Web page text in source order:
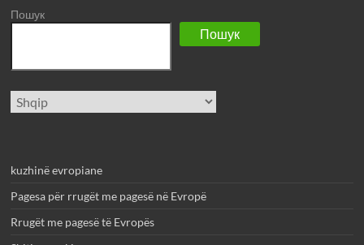
Пошук
Пошук
Zgjidhni
gjuhë
kuzhinë evropiane
Pagesa për rrugët me pagesë në Evropë
Rrugët me pagesë të Evropës